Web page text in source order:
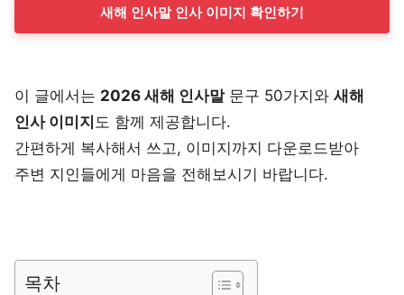
새해 인사말 인사 이미지 확인하기
이 글에서는 2026 새해 인사말문구 50가지와 새해
인사 이미지 도 함께 제공합니다.
간편하게 복사해서 쓰고, 이미지까지 다운로드받아
주변 지인들에게 마음을 전해보시기 바랍니다.
목차